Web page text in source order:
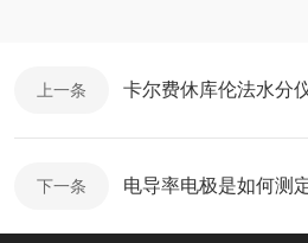
上一条
下一条 电导率电极是如何测